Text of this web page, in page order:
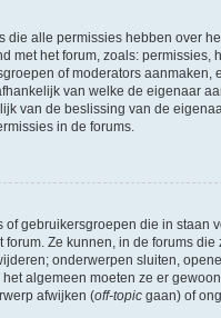
die alle permissies hebben over
met het forum, zoals: permissies,
of moderators aanmaken,
van welke de eigenaar
van de beslissing van de
in de forums.
of gebruikersgroepen die in staan
Ze kunnen, in de forums die
onderwerpen sluiten,
algemeen moeten ze er
afwijken (off-topic gaan) of